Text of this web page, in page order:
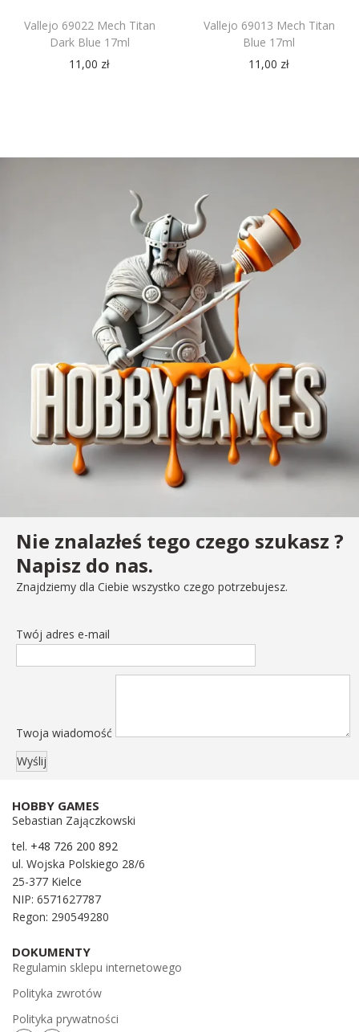
Vallejo 69022 Mech Titan
Dark Blue 17ml
11,00 zł
Vallejo 69013 Mech Titan
Blue 17ml
11,00 zł
Nie znalazłeś tego czego szukasz ?
Napisz do nas.
Znajdziemy dla Ciebie wszystko czego potrzebujesz.
Twój adres e-mail
Twoja wiadomość
HOBBY GAMES
Sebastian Zajączkowski
tel. +48 726 200 892
ul. Wojska Polskiego 28/6
25-377 Kielce
NIP: 6571627787
Regon: 290549280
DOKUMENTY
Regulamin sklepu internetowego
Polityka zwrotów
Polityka prywatności